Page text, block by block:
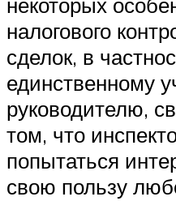
налогового
сделок, в
единственному
руководителю,
том, что
попытаться
свою пользу